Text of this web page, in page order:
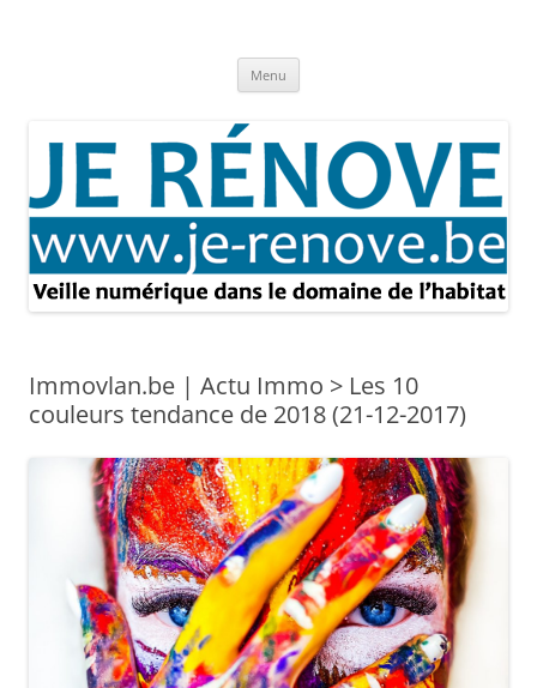
Menu
Immovlan.be | Actu Immo > Les 10
couleurs tendance de 2018 (21-12-2017)